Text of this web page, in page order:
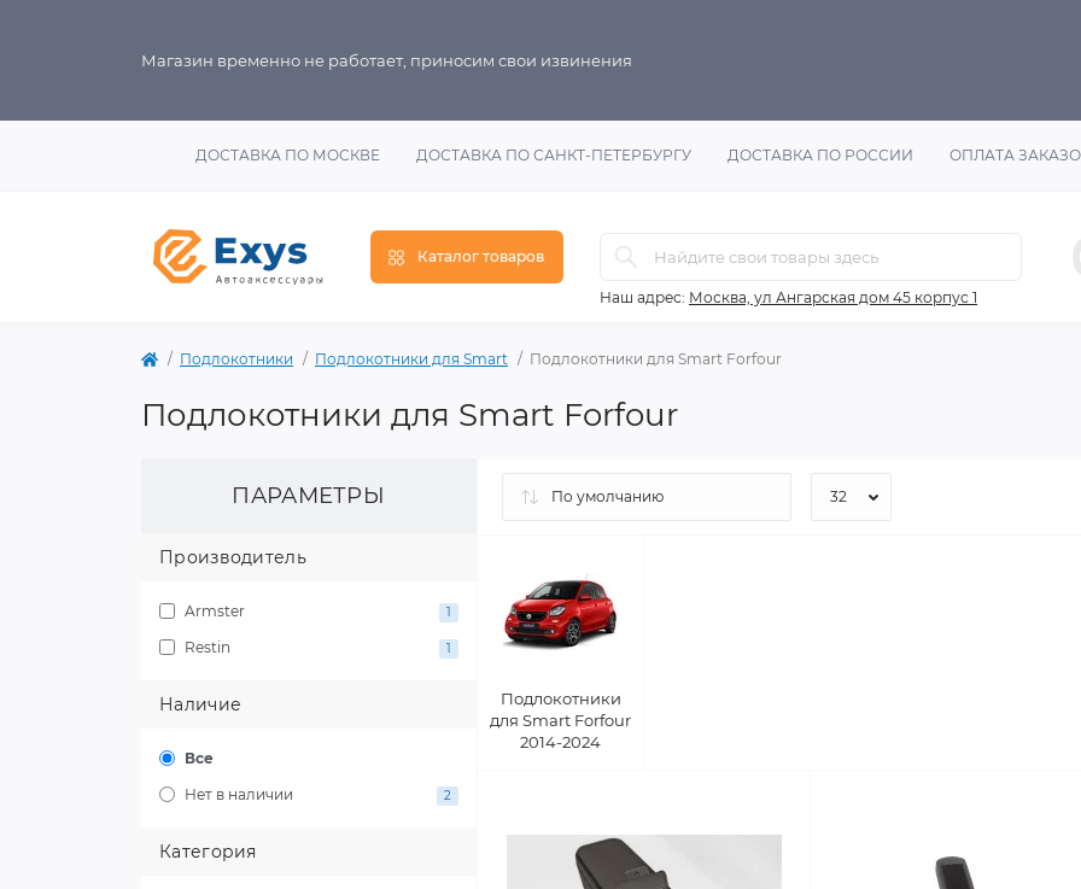
Магазин временно не работает, приносим свои извинения
ДОСТАВКА ПО МОСКВЕ ДОСТАВКА ПО САНКТ-ПЕТЕРБУРГУ ДОСТАВКА ПО РОССИИ ОПЛАТА
Каталог товаров
Наш адрес: Москва, ул Ангарская дом 45 корпус 1
Подлокотники Подлокотники для Smart Подлокотники для Smart Forfour
Подлокотники для Smart Forfour
ПАРАМЕТРЫ
Производитель
Armster 1
Restin 1
Наличие
Все
Нет в наличии
2
Категория
Подлокотники
для Smart Forfour
2014-2024